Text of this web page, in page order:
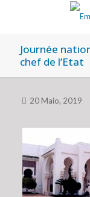
Journée
chef de l’Etat
20 Maio, 2019